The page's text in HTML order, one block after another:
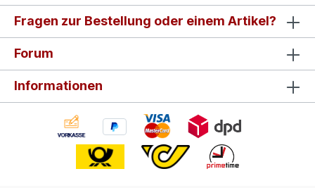
Fragen zur Bestellung oder einem Artikel?
Forum
Informationen